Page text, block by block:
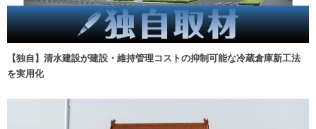
【独自】清水建設が建設・維持管理コストの抑制可能な冷蔵倉庫新工法
を実用化